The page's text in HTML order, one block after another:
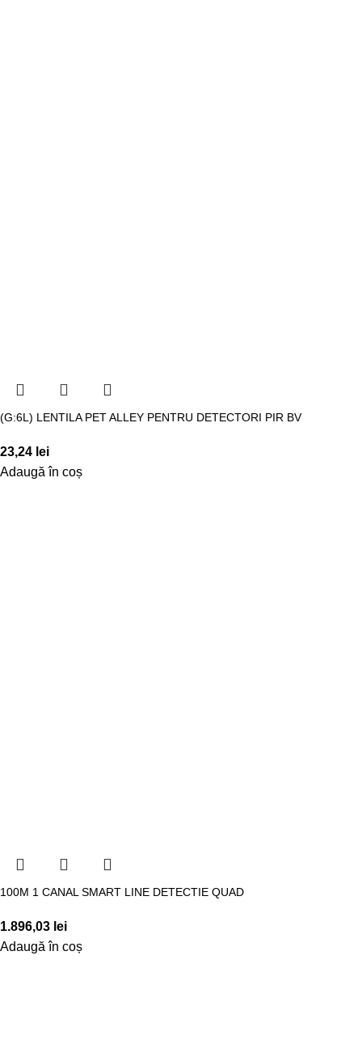
(G:6L) LENTILA PET ALLEY PENTRU DETECTORI PIR BV
23,24 lei
Adaugă în coș
100M 1 CANAL SMART LINE DETECTIE QUAD
1.896,03 lei
Adaugă în coș